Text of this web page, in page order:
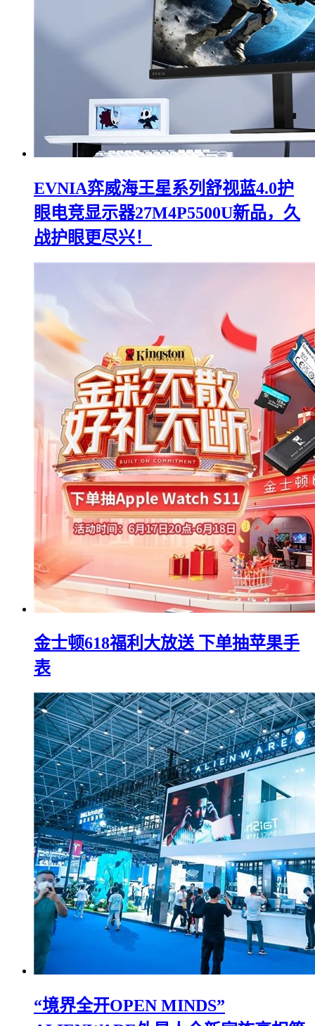
EVNIA弈威海王星系列舒视蓝4.0护
眼电竞显示器27M4P5500U新品，久
战护眼更尽兴！
金士顿618福利大放送 下单抽苹果手
表
“境界全开OPEN MINDS”